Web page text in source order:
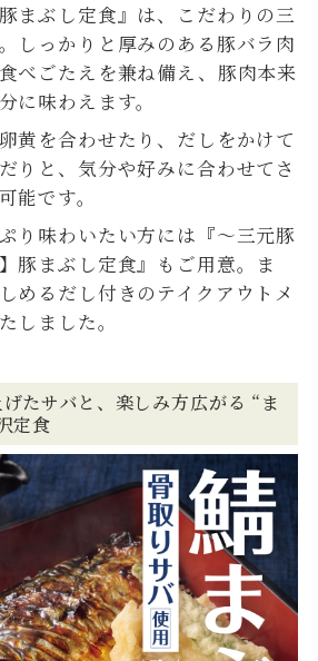
まぶし定食』は、こだわりの三
しっかりと厚みのある豚バラ肉
べごたえを兼ね備え、豚肉本来
に味わえます。
黄を合わせたり、だしをかけて
りと、気分や好みに合わせてさ
能です。
り味わいたい方には『～三元豚
豚まぶし定食』もご用意。ま
めるだし付きのテイクアウトメ
しました。
たサバと、楽しみ方広がる “ま
定食